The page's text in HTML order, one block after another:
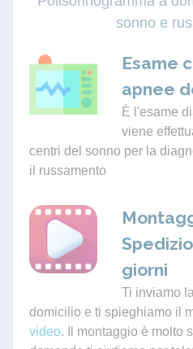
sonno e
Esame
apnee
È l'esame
viene
centri del sonno per la
il russamento
giorni
Ti inviamo
domicilio e ti spieghiamo il
video. Il montaggio è molto